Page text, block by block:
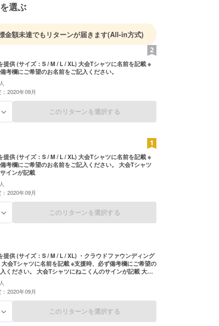
選ぶ
金額未達でもリターンが届きます(All-in方式)
ツに名前を記載 ※
考欄にご希望のお名前をご記入ください。
2020年09月
このリターンを選択する
ツに名前を記載 ※
欄にご希望のお名前をご記入ください。 大会Tシャツ
インが記載
2020年09月
このリターンを選択する
ファウンディング
にねこくんのサインが記載 大会
にエンディングにお名前を記載
2020年09月
このリターンを選択する